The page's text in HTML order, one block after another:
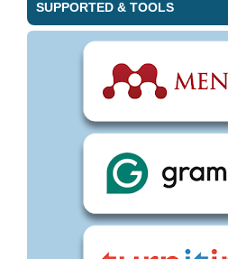
SUPPORTED & TOOLS